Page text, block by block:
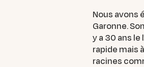
Nous avons
Garonne.
y a 30 ans
rapide mais
racines